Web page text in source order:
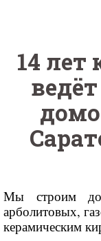
14 лет
Мы строим
арболитовых,
керамическим